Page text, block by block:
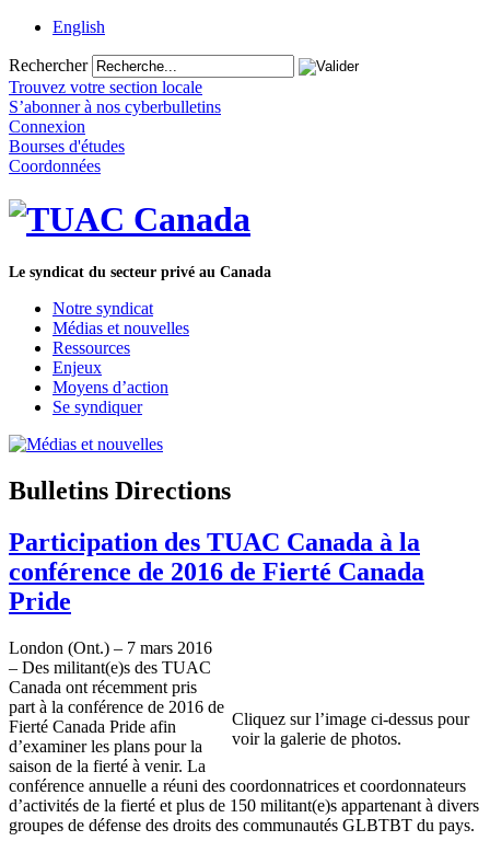
English
Rechercher
Trouvez votre section locale
S’abonner à nos cyberbulletins
Connexion
Bourses d'études
Coordonnées
Le syndicat du secteur privé au Canada
Notre syndicat
Médias et nouvelles
Ressources
Enjeux
Moyens d’action
Se syndiquer
Bulletins Directions
Participation des TUAC Canada à la
conférence de 2016 de Fierté Canada
Pride
Cliquez sur l’image ci-dessus pour
voir la galerie de photos.
London (Ont.) – 7 mars 2016
– Des militant(e)s des TUAC
Canada ont récemment pris
part à la conférence de 2016 de
Fierté Canada Pride afin
d’examiner les plans pour la
saison de la fierté à venir. La
conférence annuelle a réuni des coordonnatrices et coordonnateurs
d’activités de la fierté et plus de 150 militant(e)s appartenant à divers
groupes de défense des droits des communautés GLBTBT du pays.